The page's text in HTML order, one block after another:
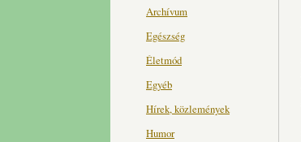
Archívum
Egészség
Életmód
Egyéb
Hírek, közlemények
Humor